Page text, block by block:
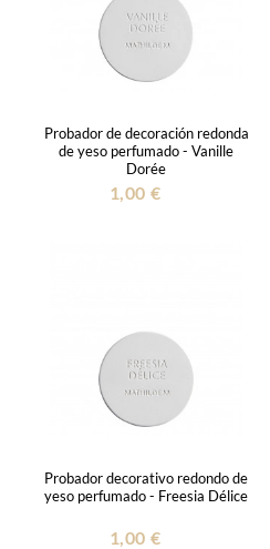
Probador de decoración redonda
de yeso perfumado - Vanille
Dorée
1,00 €
Probador decorativo redondo de
yeso perfumado - Freesia Délice
1,00 €